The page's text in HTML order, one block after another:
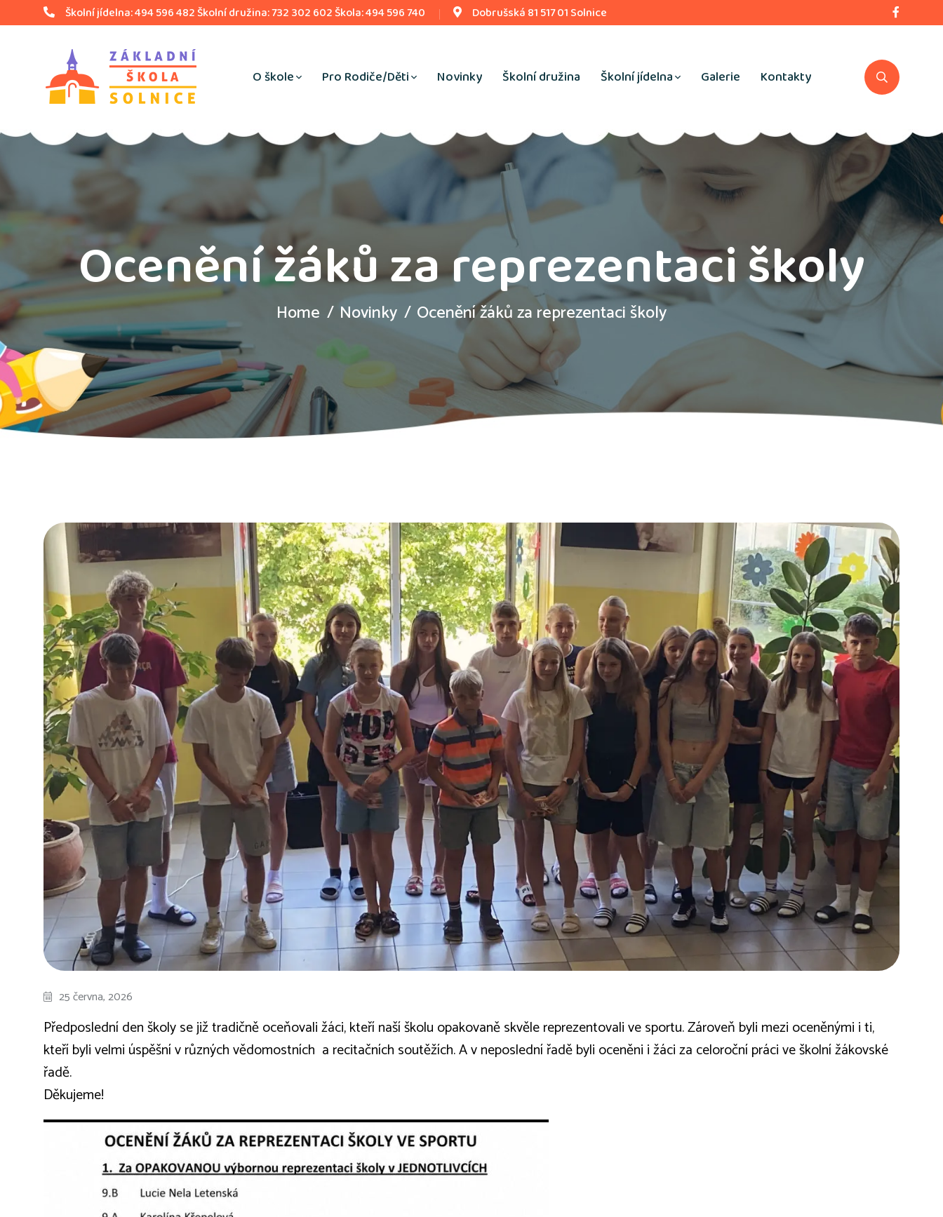
Školní jídelna: 494 596 482 Školní družina: 732 302 602 Škola: 494 596 740 Dobrušská 81 517 01 Solnice
O škole Pro Rodiče/Děti Novinky Školní družina Školní jídelna Galerie Kontakty
Ocenění žáků za reprezentaci školy
Home Novinky Ocenění žáků za reprezentaci školy
25 června, 2026
Předposlední den školy se již tradičně oceňovali žáci, kteří naší školu opakovaně skvěle reprezentovali ve sportu. Zároveň byli mezi oceněnými i ti,
kteří byli velmi úspěšní v různých vědomostních a recitačních soutěžích. A v neposlední řadě byli oceněni i žáci za celoroční práci ve školní žákovské
řadě.
Děkujeme!